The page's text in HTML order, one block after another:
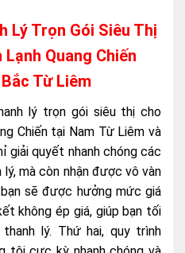
Lý Trọn Gói Siêu Thị
Quang Chiến
Từ Liêm
lý trọn gói siêu thị cho
Chiến tại Nam Từ Liêm và
giải quyết nhanh chóng các
mà còn nhận được vô vàn
sẽ được hưởng mức giá
không ép giá, giúp bạn tối
lý. Thứ hai, quy trình